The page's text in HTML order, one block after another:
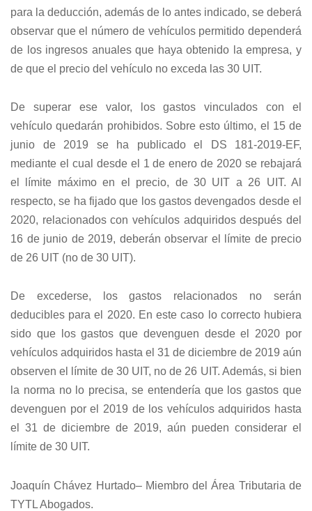
para la deducción, además de lo antes indicado, se deberá
observar que el número de vehículos permitido dependerá
de los ingresos anuales que haya obtenido la empresa, y
de que el precio del vehículo no exceda las 30 UIT.
De superar ese valor, los gastos vinculados con el
vehículo quedarán prohibidos. Sobre esto último, el 15 de
junio de 2019 se ha publicado el DS 181-2019-EF,
mediante el cual desde el 1 de enero de 2020 se rebajará
el límite máximo en el precio, de 30 UIT a 26 UIT. Al
respecto, se ha fijado que los gastos devengados desde el
2020, relacionados con vehículos adquiridos después del
16 de junio de 2019, deberán observar el límite de precio
de 26 UIT (no de 30 UIT).
De excederse, los gastos relacionados no serán
deducibles para el 2020. En este caso lo correcto hubiera
sido que los gastos que devenguen desde el 2020 por
vehículos adquiridos hasta el 31 de diciembre de 2019 aún
observen el límite de 30 UIT, no de 26 UIT. Además, si bien
la norma no lo precisa, se entendería que los gastos que
devenguen por el 2019 de los vehículos adquiridos hasta
el 31 de diciembre de 2019, aún pueden considerar el
límite de 30 UIT.
Joaquín Chávez Hurtado– Miembro del Área Tributaria de
TYTL Abogados.